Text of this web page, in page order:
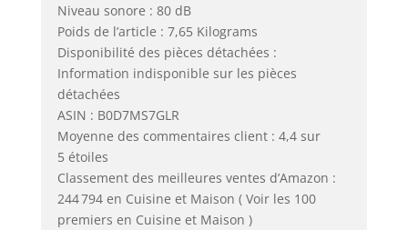
Niveau sonore : 80 dB
Poids de l’article : 7,65 Kilograms
Disponibilité des pièces détachées :
Information indisponible sur les pièces
détachées
ASIN : B0D7MS7GLR
Moyenne des commentaires client : 4,4 sur
5 étoiles
Classement des meilleures ventes d’Amazon :
244 794 en Cuisine et Maison ( Voir les 100
premiers en Cuisine et Maison )